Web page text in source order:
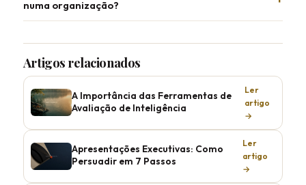
numa organização?
Artigos relacionados
A Importância das Ferramentas de
Avaliação de Inteligência
Ler
artigo
→
Apresentações Executivas: Como
Persuadir em 7 Passos
Ler
artigo
→